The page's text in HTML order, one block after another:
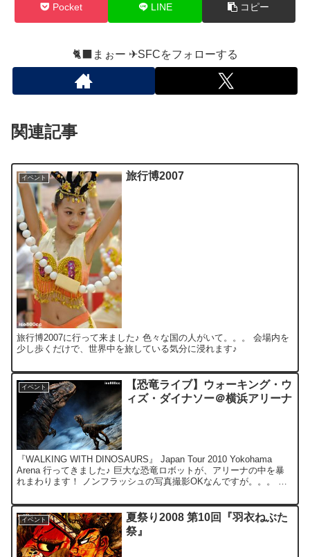
Pocket LINE コピー
🐈‍⬛まぉー ✈︎SFCをフォローする
関連記事
イベント 旅行博2007
旅行博2007に行って来ました♪ 色々な国の人がいて。。。 会場内を
少し歩くだけで、世界中を旅している気分に浸れます♪
イベント
【恐竜ライブ】ウォーキング・ウ
ィズ・ダイナソー＠横浜アリーナ
『WALKING WITH DINOSAURS』 Japan Tour 2010 Yokohama
Arena 行ってきました♪ 巨大な恐竜ロボットが、アリーナの中を暴
れまわります！ ノンフラッシュの写真撮影OKなんですが。。。 席
イベント
夏祭り2008 第10回『羽衣ねぶた
祭』